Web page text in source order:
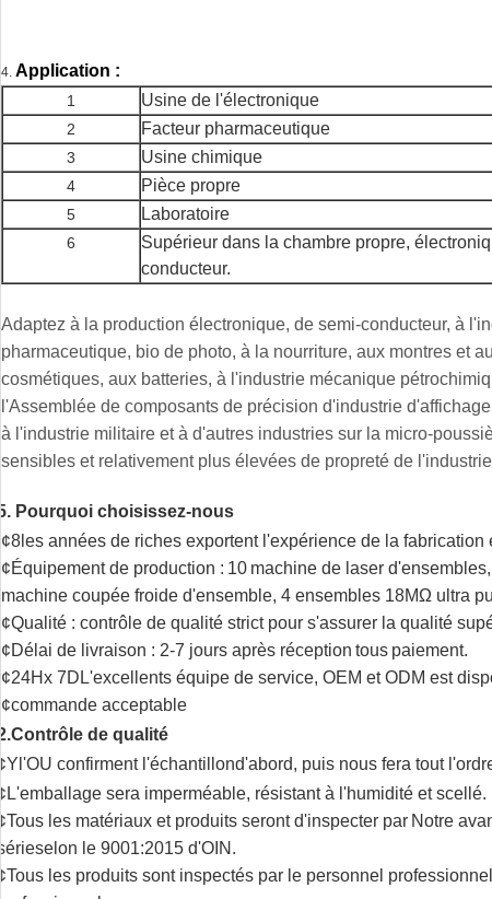
4. Application :
1 Usine de l'électronique
2 Facteur pharmaceutique
3 Usine chimique
4 Pièce propre
5 Laboratoire
6
Supérieur dans la chambre propre,
conducteur.
Adaptez à la production électronique, de semi-conducteur, à
pharmaceutique, bio de photo, à la nourriture, aux montres et
cosmétiques, aux batteries, à l'industrie mécanique
l'Assemblée de composants de précision d'industrie
à l'industrie militaire et à d'autres industries sur la micro-
sensibles et relativement plus élevées de propreté de
5. Pourquoi choisissez-nous
¢8 les années de riches exportent l'expérience de la
¢Équipement de production : 10 machine de laser d'ensembles,
machine coupée froide d'ensemble, 4 ensembles 18MΩ ultra
¢Qualité : contrôle de qualité strict pour s'assurer la qualité
¢Délai de livraison : 2-7 jours après réception tous paiement.
¢24Hx 7D L'excellents équipe de service, OEM et ODM est
¢commande acceptable
2.Contrôle de qualité
¢Y l'OU confirment l'échantillond'abord, puis nous fera tout
¢ L'emballage sera imperméable, résistant à l'humidité et scellé.
¢Tous les matériaux et produits seront d'inspecter par Notre
sérieselon le 9001:2015 d'OIN.
¢Tous les produits sont inspectés par le personnel